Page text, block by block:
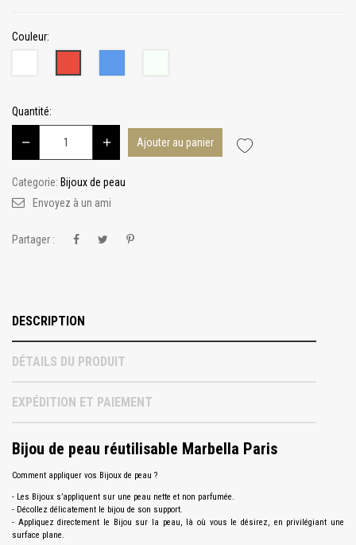
Couleur:
Quantité:
Ajouter au panier
Categorie: Bijoux de peau
Envoyez à un ami
Partager :
DESCRIPTION
DÉTAILS DU PRODUIT
EXPÉDITION ET PAIEMENT
Bijou de peau réutilisable Marbella Paris
Comment appliquer vos Bijoux de peau ?
- Les Bijoux s’appliquent sur une peau nette et non parfumée.
- Décollez délicatement le bijou de son support.
- Appliquez directement le Bijou sur la peau, là où vous le désirez, en privilégiant une
surface plane.